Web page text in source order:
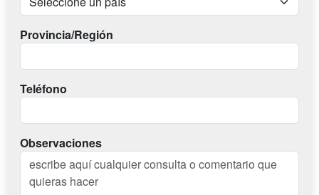
Provincia/Región
Teléfono
Observaciones